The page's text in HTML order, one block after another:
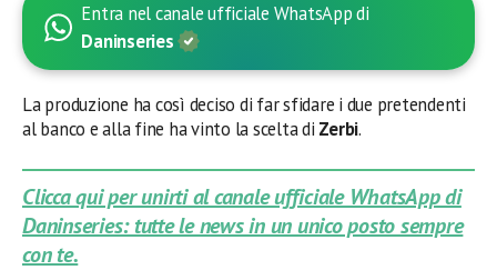
Entra nel canale ufficiale WhatsApp di
Daninseries
La produzione ha così deciso di far sfidare i due pretendenti
al banco e alla fine ha vinto la scelta di Zerbi.
Clicca qui per unirti al canale ufficiale WhatsApp di
Daninseries: tutte le news in un unico posto sempre
con te.